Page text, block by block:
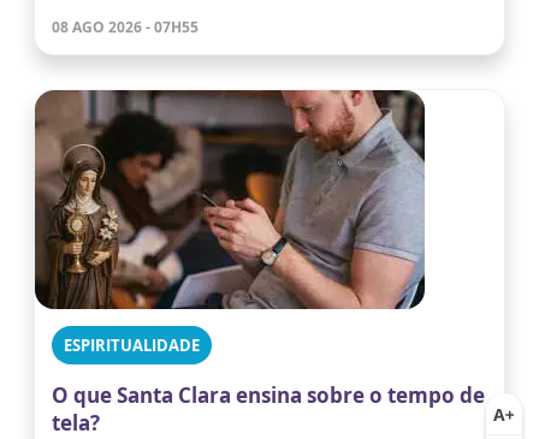
08 AGO 2026 - 07H55
ESPIRITUALIDADE
O que Santa Clara ensina sobre o tempo de
tela?